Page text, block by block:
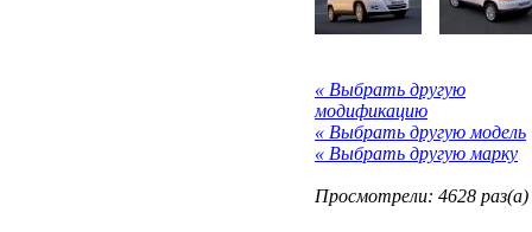
« Выбрать другую
модификацию
« Выбрать другую модель
« Выбрать другую марку
Просмотрели: 4628 раз(а)